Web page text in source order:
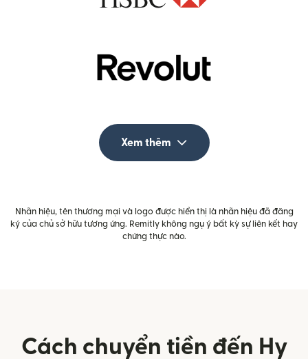
Xem thêm
Nhãn hiệu, tên thương mại và logo được hiển thị là nhãn hiệu đã đăng
ký của chủ sở hữu tương ứng. Remitly không ngụ ý bất kỳ sự liên kết hay
chứng thực nào.
Cách chuyển tiền đến Hy